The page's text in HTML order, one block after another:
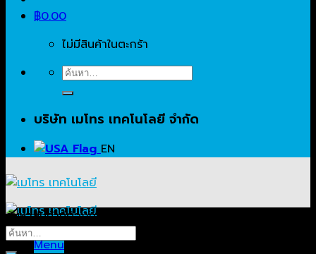
฿0.00
ไม่มีสินค้าในตะกร้า
ค้นหา:
บริษัท เมโทร เทคโนโลยี จำกัด
EN
Menu
ค้นหาสินค้าที่ต้องการ…
ค้นหา: